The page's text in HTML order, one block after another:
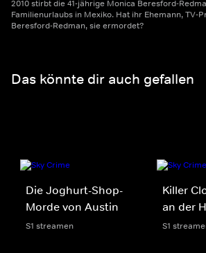
2010 stirbt die 41-jährige Monica Beresford-
Familienurlaubs in Mexiko. Hat ihr Ehemann, TV-
Beresford-Redman, sie ermordet?
Das könnte dir auch gefallen
Die Joghurt-Shop-
Morde von Austin
S1 streamen
Killer
an der
S1